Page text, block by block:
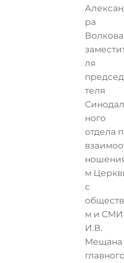
ра
ля
теля
ного
отдела
м
с
м и СМИ
И.В.
Мещана